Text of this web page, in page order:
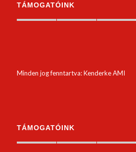
TÁMOGATÓINK
Minden jog fenntartva: Kenderke AMI
TÁMOGATÓINK